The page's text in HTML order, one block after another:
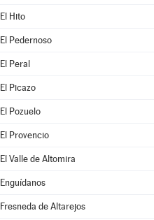
El Hito
El Pedernoso
El Peral
El Picazo
El Pozuelo
El Provencio
El Valle de Altomira
Enguídanos
Fresneda de Altarejos